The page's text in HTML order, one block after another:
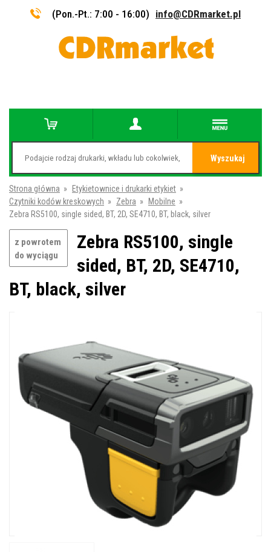
(Pon.-Pt.: 7:00 - 16:00) info@CDRmarket.pl
Wyszukaj
Strona główna » Etykietownice i drukarki etykiet »
Czytniki kodów kreskowych » Zebra » Mobilne »
Zebra RS5100, single sided, BT, 2D, SE4710, BT, black, silver
z powrotem
do wyciągu
Zebra RS5100, single
sided, BT, 2D, SE4710,
BT, black, silver